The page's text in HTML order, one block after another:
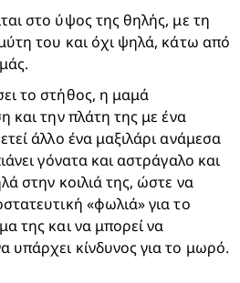
στο ύψος της θηλής, με τη
του και όχι ψηλά, κάτω από
το στήθος, η μαμά
και την πλάτη της με ένα
άλλο ένα μαξιλάρι ανάμεσα
γόνατα και αστράγαλο και
στην κοιλιά της, ώστε να
«φωλιά» για το
της και να μπορεί να
υπάρχει κίνδυνος για το μωρό.